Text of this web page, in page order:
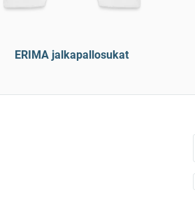
ERIMA jalkapallosukat